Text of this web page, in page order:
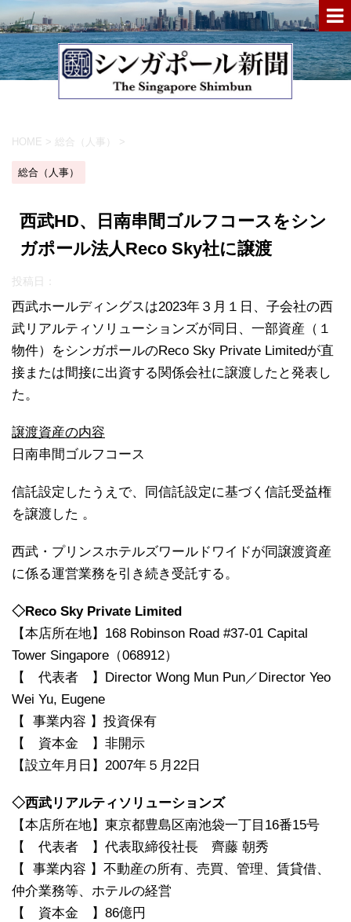
HOME > 総合（人事） >
総合（人事）
西武HD、日南串間ゴルフコースをシン
ガポール法人Reco Sky社に譲渡
投稿日：
西武ホールディングスは2023年３月１日、子会社の西
武リアルティソリューションズが同日、一部資産（１
物件）をシンガポールのReco Sky Private Limitedが直
接または間接に出資する関係会社に譲渡したと発表し
た。
譲渡資産の内容
日南串間ゴルフコース
信託設定したうえで、同信託設定に基づく信託受益権
を譲渡した 。
西武・プリンスホテルズワールドワイドが同譲渡資産
に係る運営業務を引き続き受託する。
◇Reco Sky Private Limited
【本店所在地】168 Robinson Road #37-01 Capital
Tower Singapore（068912）
【 代表者 】Director Wong Mun Pun／Director Yeo
Wei Yu, Eugene
【 事業内容 】投資保有
【 資本金 】非開示
【設立年月日】2007年５月22日
◇西武リアルティソリューションズ
【本店所在地】東京都豊島区南池袋一丁目16番15号
【 代表者 】代表取締役社長 齊藤 朝秀
【 事業内容 】不動産の所有、売買、管理、賃貸借、
仲介業務等、ホテルの経営
【 資本金 】86億円